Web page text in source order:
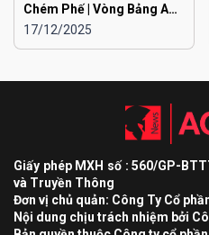
Chém Phế | Vòng Bảng AoE
Toàn Quốc Đại Chiến
EGOPLAY mùa 2
17/12/2025
Giấy phép MXH số : 560/GP-
và Truyền Thông
Đơn vị chủ quản: Công Ty Cổ
Nội dung chịu trách nhiệm bởi